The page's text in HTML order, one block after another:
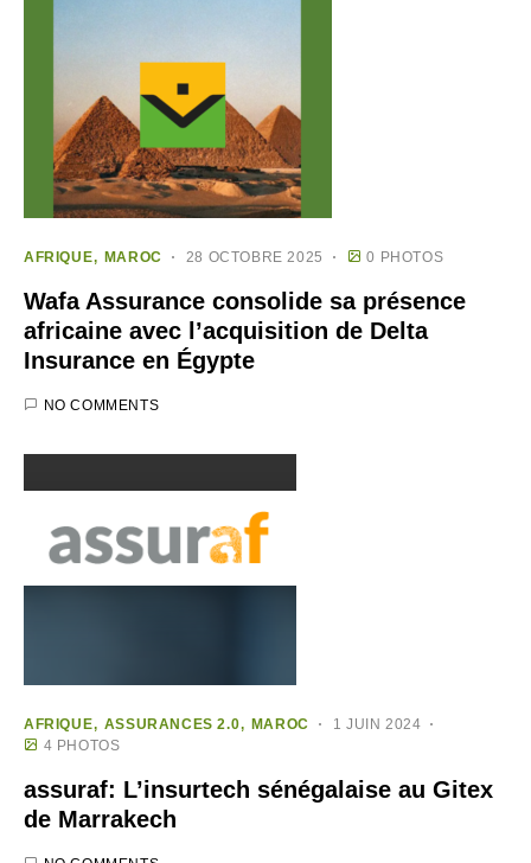
AFRIQUE MAROC 28 OCTOBRE 2025 0 PHOTOS
Wafa Assurance consolide sa présence
africaine avec l’acquisition de Delta
Insurance en Égypte
NO COMMENTS
AFRIQUE ASSURANCES 2.0 MAROC
1 JUIN 2024
4 PHOTOS
assuraf: L’insurtech sénégalaise au Gitex
de Marrakech